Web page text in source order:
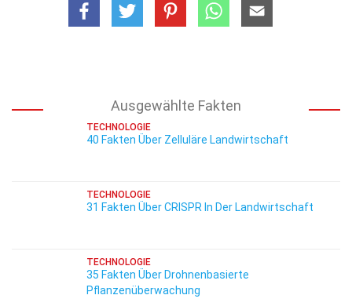
Ausgewählte Fakten
TECHNOLOGIE
40 Fakten Über Zelluläre Landwirtschaft
TECHNOLOGIE
31 Fakten Über CRISPR In Der Landwirtschaft
TECHNOLOGIE
35 Fakten Über Drohnenbasierte
Pflanzenüberwachung